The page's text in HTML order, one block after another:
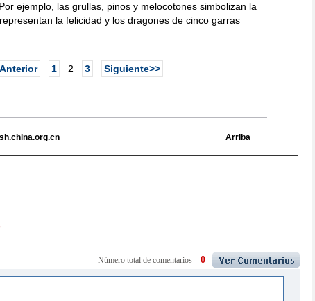
ejemplo, las grullas, pinos y melocotones simbolizan la
la felicidad y los dragones de cinco garras
1 2 3 Siguiente>>
Arriba
Número total de comentarios 0